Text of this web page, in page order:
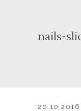
nails-
20.10.2016